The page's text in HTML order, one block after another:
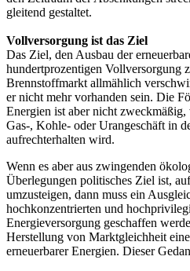
gleitend gestaltet.
Vollversorgung ist das Ziel
Das Ziel, den Ausbau der
hundertprozentigen Vollversorgung
Brennstoffmarkt allmählich
er nicht mehr vorhanden sein. Die
Energien ist aber nicht
Gas-, Kohle- oder Urangeschäft in
aufrechterhalten wird.
Wenn es aber aus zwingenden
Überlegungen politisches Ziel ist,
umzusteigen, dann muss ein
hochkonzentrierten und
Energieversorgung geschaffen
Herstellung von Marktgleichheit
erneuerbarer Energien. Dieser